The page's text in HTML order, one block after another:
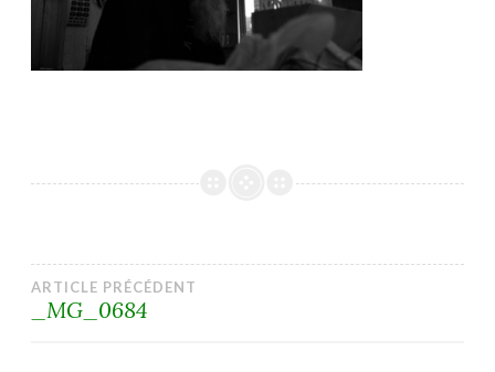
Navigation
ARTICLE PRÉCÉDENT
_MG_0684